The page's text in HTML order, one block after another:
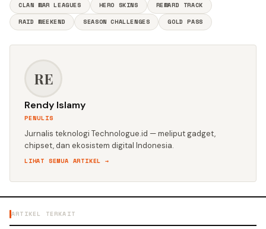
CLAN WAR LEAGUES HERO SKINS
REWARD TRACK
RAID WEEKEND
SEASON CHALLENGES GOLD PASS
RE
Rendy Islamy
PENULIS
Jurnalis teknologi Technologue.id — meliput gadget,
chipset, dan ekosistem digital Indonesia.
LIHAT SEMUA ARTIKEL →
ARTIKEL TERKAIT